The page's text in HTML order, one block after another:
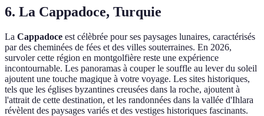
6. La Cappadoce, Turquie
La Cappadoce est célèbrée pour ses paysages lunaires, caractérisés
par des cheminées de fées et des villes souterraines. En 2026,
survoler cette région en montgolfière reste une expérience
incontournable. Les panoramas à couper le souffle au lever du soleil
ajoutent une touche magique à votre voyage. Les sites historiques,
tels que les églises byzantines creusées dans la roche, ajoutent à
l'attrait de cette destination, et les randonnées dans la vallée d'Ihlara
révèlent des paysages variés et des vestiges historiques fascinants.